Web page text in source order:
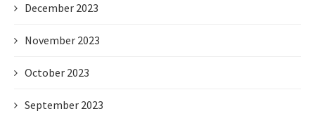
December 2023
November 2023
October 2023
September 2023